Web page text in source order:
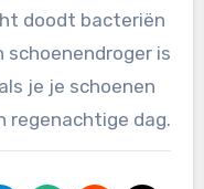
doodt bacteriën
schoenendroger is
je je schoenen
regenachtige dag.